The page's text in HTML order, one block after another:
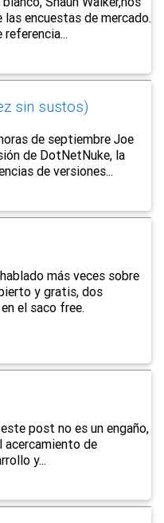
encuestas de mercado.
sin sustos)
de septiembre Joe
de DotNetNuke, la
de versiones...
más veces sobre
y gratis, dos
el saco free.
post no es un engaño,
acercamiento de
y...